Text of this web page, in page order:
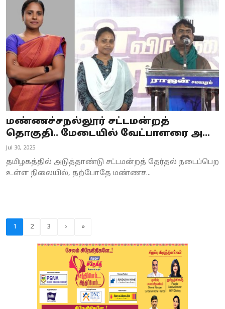
மண்ணச்சநல்லூர் சட்டமன்றத்
தொகுதி.. மேடையில் வேட்பாளரை அ...
Jul 30, 2025
தமிழகத்தில் அடுத்தாண்டு சட்டமன்றத் தேர்தல் நடைப்பெற
உள்ள நிலையில், தற்போதே மண்ணச...
1 2 3 › »